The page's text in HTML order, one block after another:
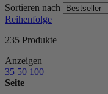
Sortieren nach
Reihenfolge
235 Produkte
Anzeigen
35 50 100
Seite